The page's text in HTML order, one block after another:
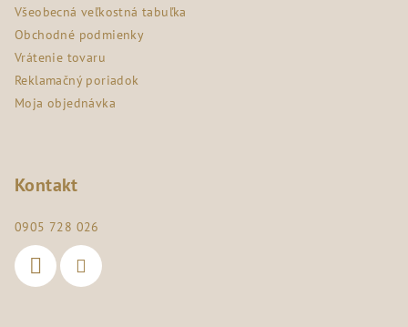
Všeobecná veľkostná tabuľka
Obchodné podmienky
Vrátenie tovaru
Reklamačný poriadok
Moja objednávka
Kontakt
0905 728 026